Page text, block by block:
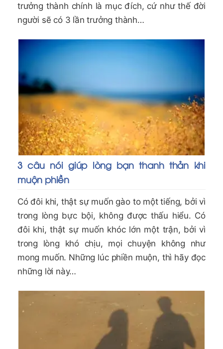
trưởng thành chính là mục đích, cứ như thế đời
người sẽ có 3 lần trưởng thành…
3 câu nói giúp lòng bạn thanh thản khi
muộn phiền
Có đôi khi, thật sự muốn gào to một tiếng, bởi vì
trong lòng bực bội, không được thấu hiểu. Có
đôi khi, thật sự muốn khóc lớn một trận, bởi vì
trong lòng khó chịu, mọi chuyện không như
mong muốn. Những lúc phiền muộn, thì hãy đọc
những lời này…